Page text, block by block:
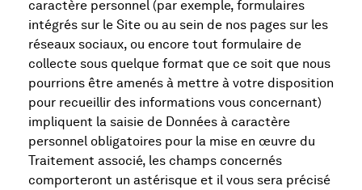
caractère personnel (par exemple, formulaires
intégrés sur le Site ou au sein de nos pages sur les
réseaux sociaux, ou encore tout formulaire de
collecte sous quelque format que ce soit que nous
pourrions être amenés à mettre à votre disposition
pour recueillir des informations vous concernant)
impliquent la saisie de Données à caractère
personnel obligatoires pour la mise en œuvre du
Traitement associé, les champs concernés
comporteront un astérisque et il vous sera précisé